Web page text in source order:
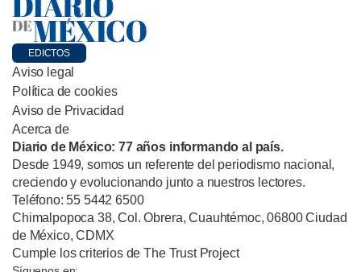
EDICTOS
Aviso legal
Política de cookies
Aviso de Privacidad
Acerca de
Diario de México: 77 años informando al país.
Desde 1949, somos un referente del periodismo nacional,
creciendo y evolucionando junto a nuestros lectores.
Teléfono: 55 5442 6500
Chimalpopoca 38, Col. Obrera, Cuauhtémoc, 06800 Ciudad
de México, CDMX
Cumple los criterios de The Trust Project